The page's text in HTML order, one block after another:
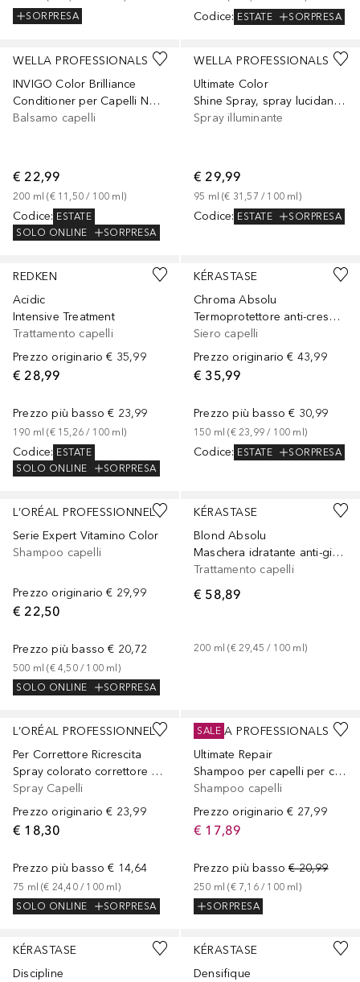
SORPRESA
Codice: ESTATE SORPRESA
WELLA PROFESSIONALS
INVIGO Color Brilliance
Conditioner per Capelli Normali-Fini
Balsamo capelli
€ 22,99
200 ml (€ 11,50 / 100 ml )
Codice: ESTATE
SOLO ONLINE
SORPRESA
WELLA PROFESSIONALS
Ultimate Color
Shine Spray, spray lucidante per capelli colorati
Spray illuminante
€ 29,99
95 ml (€ 31,57 / 100 ml )
Codice: ESTATE SORPRESA
Sponsorizzato
REDKEN
Acidic
Intensive Treatment
Trattamento capelli
Prezzo originario € 35,99
€ 28,99
Prezzo più basso € 23,99
190 ml (€ 15,26 / 100 ml )
Codice: ESTATE
SOLO ONLINE
SORPRESA
KÉRASTASE
Chroma Absolu
Termoprotettore anti-crespo e antiossidante per tutti i tipi di capelli colorati
Siero capelli
Prezzo originario € 43,99
€ 35,99
Prezzo più basso € 30,99
150 ml (€ 23,99 / 100 ml )
Codice: ESTATE SORPRESA
L’ORÉAL PROFESSIONNEL
Serie Expert Vitamino Color
Shampoo capelli
Prezzo originario € 29,99
€ 22,50
Prezzo più basso € 20,72
500 ml (€ 4,50 / 100 ml )
SOLO ONLINE
SORPRESA
KÉRASTASE
Blond Absolu
Maschera idratante anti-giallo per capelli biondi
Trattamento capelli
€ 58,89
200 ml (€ 29,45 / 100 ml )
L’ORÉAL PROFESSIONNEL
Per Correttore Ricrescita
Spray colorato correttore ricrescita
Spray Capelli
Prezzo originario € 23,99
€ 18,30
Prezzo più basso € 14,64
75 ml (€ 24,40 / 100 ml )
SOLO ONLINE
SORPRESA
+3
WELLA PROFESSIONALS
Ultimate Repair
Shampoo per capelli per capelli danneggiati
Shampoo capelli
Prezzo originario € 27,99
€ 17,89
Prezzo più basso € 20,99
250 ml (€ 7,16 / 100 ml )
SORPRESA
SALE
KÉRASTASE
Discipline
KÉRASTASE
Densifique